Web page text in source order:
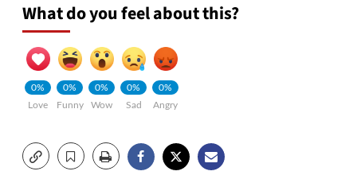
What do you feel about this?
0%
Love
0%
Funny
0%
Wow
0%
Sad
0%
Angry